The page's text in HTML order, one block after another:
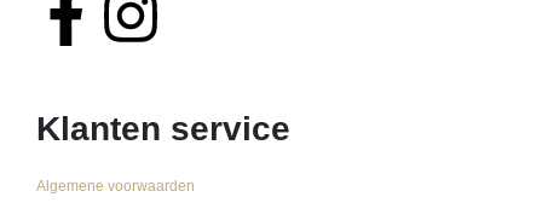
Klanten service
Algemene voorwaarden